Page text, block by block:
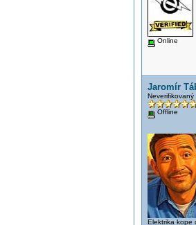
Online
Jaromír
Neverifikovaný
Offline
Elektrika kope